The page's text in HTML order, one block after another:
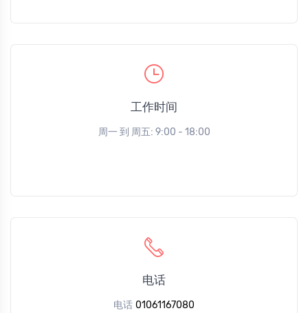
工作时间
周一 到 周五: 9:00 - 18:00
电话
电话 01061167080